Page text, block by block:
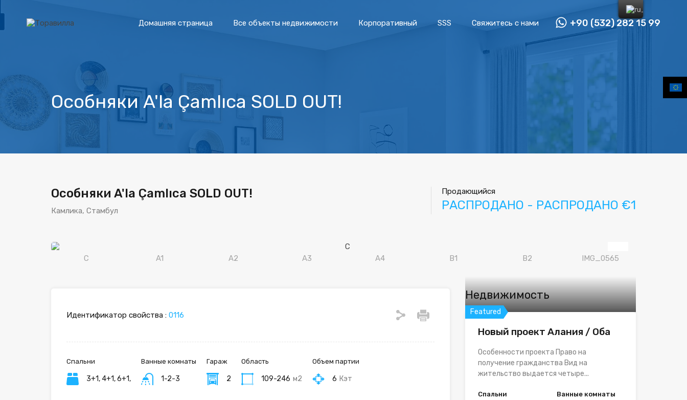
Домашняя страница Все объекты недвижимости Корпоративный SSS Свяжитесь с нами +90 (532) 282 15 99
Особняки A'la Çamlıca SOLD OUT!
Особняки A'la Çamlıca SOLD OUT!
Камлика, Стамбул
Продающийся
РАСПРОДАНО - РАСПРОДАНО €1
Идентификатор свойства : 0116
Спальни
3+1, 4+1, 6+1,
Ванные комнаты
1-2-3
Гараж
2
Область
109-246 м2
Объем партии
6 Кэт
Недвижимость
Featured
Новый проект Алания / Оба
Особенности проекта Право на
получение гражданства Вид на
жительство выдается четыре...
Спальни
Ванные комнаты